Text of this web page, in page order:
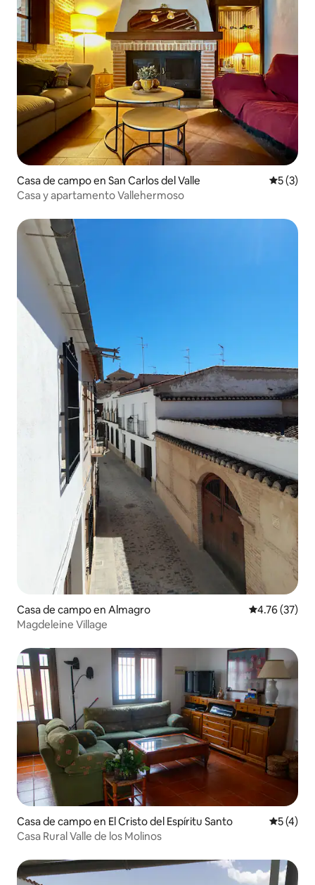
Casa de campo en San Carlos del Valle
5 (3)
Casa y apartamento Vallehermoso
Casa de campo en Almagro Calificación
4.76 (37)
Magdeleine Village
Casa de campo en El Cristo del Espíritu Santo
5 (4)
Casa Rural Valle de los Molinos